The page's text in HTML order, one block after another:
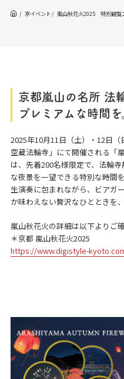
京イベント 嵐山秋花火2025 特別観覧
京都嵐山の名所 法
プレミアムな時間を
2025年10月11日（土）・12日
空蔵法輪寺」にて開催される「
は、先着200名様限定で、法輪
な夜景を一望できる特別な時間
生演奏に包まれながら、ビアガ
か味わえない贅沢なひとときを
嵐山秋花火の詳細は以下よりご
＊京都 嵐山秋花火2025
https://www.digistyle-